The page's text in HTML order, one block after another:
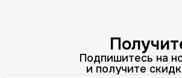
Подпишитесь на
и получите